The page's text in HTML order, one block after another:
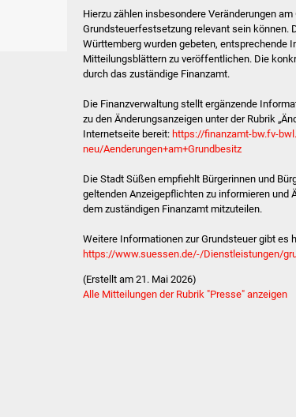
Hierzu zählen insbesondere Veränderungen
Grundsteuerfestsetzung relevant sein können.
Württemberg wurden gebeten, entsprechende
Mitteilungsblättern zu veröffentlichen. Die
durch das zuständige Finanzamt.
Die Finanzverwaltung stellt ergänzende
zu den Änderungsanzeigen unter der Rubrik
Internetseite bereit: https://finanzamt-bw.fv-
neu/Aenderungen+am+Grundbesitz
Die Stadt Süßen empfiehlt Bürgerinnen und
geltenden Anzeigepflichten zu informieren und
dem zuständigen Finanzamt mitzuteilen.
Weitere Informationen zur Grundsteuer gibt es
https://www.suessen.de/-/Dienstleistungen/
(Erstellt am 21. Mai 2026)
Alle Mitteilungen der Rubrik "Presse" anzeigen